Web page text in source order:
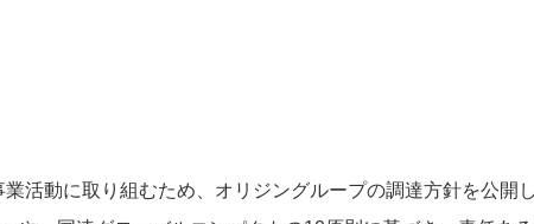
活動に取り組むため、オリジングループの調達方針を公開し